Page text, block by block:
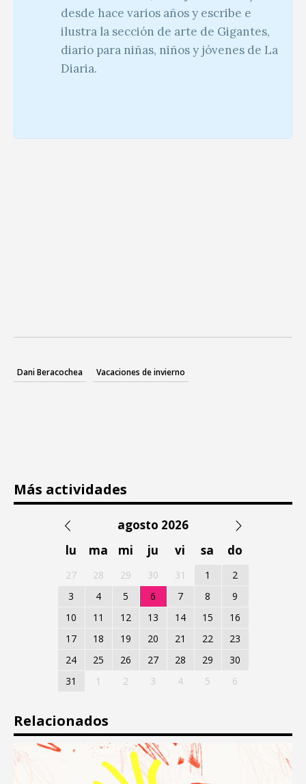
desde hace varios años y escribe e
ilustra la sección de arte de Gigantes,
diario para niñas, niños y jóvenes de La
Diaria.
Dani Beracochea Vacaciones de invierno
Más actividades
agosto 2026
lu
ma mi ju vi sa do
27 28 29 30 31 1
2
3
4 5 6 7 8
9
10
11 12 13 14 15
16
17
18 19 20 21 22
23
24
25 26 27 28 29
30
31
1 2 3 4 5 6
Relacionados